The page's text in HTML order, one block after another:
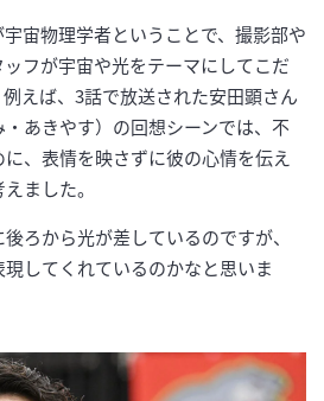
宙物理学者ということで、撮影部や
フが宇宙や光をテーマにしてこだ
えば、3話で放送された安田顕さん
あきやす）の回想シーンでは、不
、表情を映さずに彼の心情を伝え
ました。
ろから光が差しているのですが、
してくれているのかなと思いま